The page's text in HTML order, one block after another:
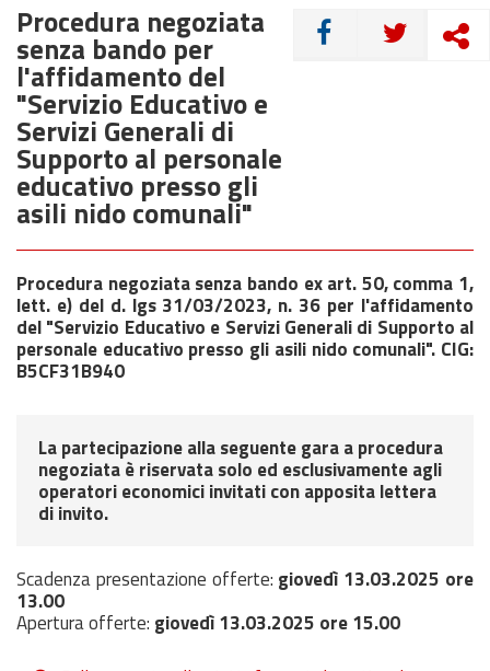
CONDIVIDI
Procedura negoziata
senza bando per
l'affidamento del
"Servizio Educativo e
Servizi Generali di
Supporto al personale
educativo presso gli
asili nido comunali"
Procedura negoziata senza bando ex art. 50, comma 1,
lett. e) del d. lgs 31/03/2023, n. 36 per l'affidamento
del "Servizio Educativo e Servizi Generali di Supporto al
personale educativo presso gli asili nido comunali". CIG:
B5CF31B940
La partecipazione alla seguente gara a procedura
negoziata è riservata solo ed esclusivamente agli
operatori economici invitati con apposita lettera
di invito.
Scadenza presentazione offerte: giovedì 13.03.2025 ore
13.00
Apertura offerte: giovedì 13.03.2025 ore 15.00